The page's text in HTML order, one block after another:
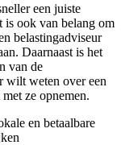
een juiste
is ook van belang om
belastingadviseur
Daarnaast is het
van de
wilt weten over een
ze opnemen.
en betaalbare